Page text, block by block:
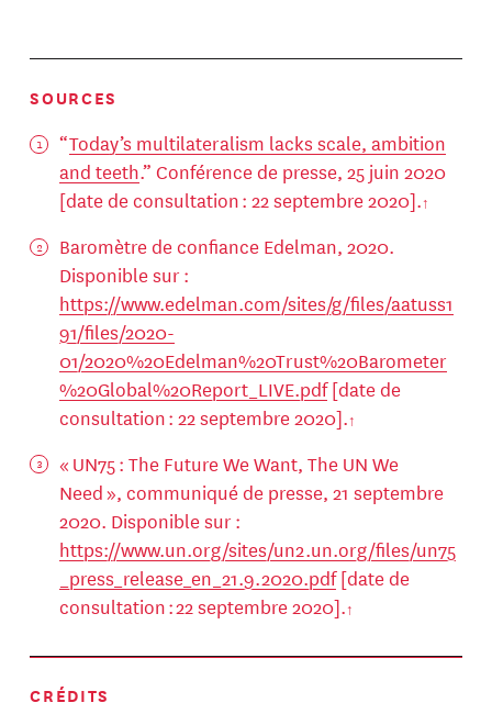
SOURCES
“Today’s multilateralism lacks scale, ambition
and teeth.” Conférence de presse, 25 juin 2020
[date de consultation : 22 septembre 2020].
Baromètre de confiance Edelman, 2020.
Disponible sur :
https://www.edelman.com/sites/g/files/aatuss1
91/files/2020-
01/2020%20Edelman%20Trust%20Barometer
%20Global%20Report_LIVE.pdf[date de
consultation : 22 septembre 2020].
« UN75 : The Future We Want, The UN We
Need », communiqué de presse, 21 septembre
2020. Disponible sur :
https://www.un.org/sites/un2.un.org/files/un75
_press_release_en_21.9.2020.pdf[date de
consultation : 22 septembre 2020].
CRÉDITS